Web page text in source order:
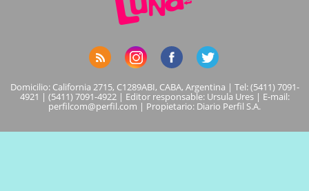
Domicilio: California 2715, C1289ABI, CABA, Argentina | Tel: (5411) 7091-
4921 | (5411) 7091-4922 | Editor responsable: Ursula Ures | E-mail:
perfilcom@perfil.com | Propietario: Diario Perfil S.A.